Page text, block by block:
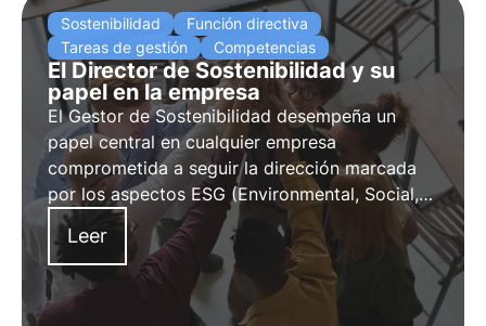
Sostenibilidad
Función directiva
Tareas de gestión
Competencias
El Director de Sostenibilidad y su
papel en la empresa
El Gestor de Sostenibilidad desempeña un
papel central en cualquier empresa
comprometida a seguir la dirección marcada
por los aspectos ESG (Environmental, Social,
Governance). Entendemos los beneficios que
el Gestor de Sostenibilidad puede aportar a la
organización.
Leer